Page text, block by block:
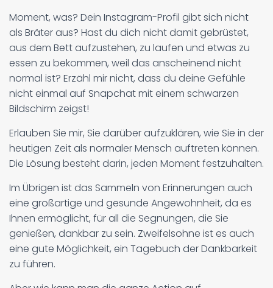
Moment, was? Dein Instagram-Profil gibt sich nicht
als Bräter aus? Hast du dich nicht damit gebrüstet,
aus dem Bett aufzustehen, zu laufen und etwas zu
essen zu bekommen, weil das anscheinend nicht
normal ist? Erzähl mir nicht, dass du deine Gefühle
nicht einmal auf Snapchat mit einem schwarzen
Bildschirm zeigst!
Erlauben Sie mir, Sie darüber aufzuklären, wie Sie in der
heutigen Zeit als normaler Mensch auftreten können.
Die Lösung besteht darin, jeden Moment festzuhalten.
Im Übrigen ist das Sammeln von Erinnerungen auch
eine großartige und gesunde Angewohnheit, da es
Ihnen ermöglicht, für all die Segnungen, die Sie
genießen, dankbar zu sein. Zweifelsohne ist es auch
eine gute Möglichkeit, ein Tagebuch der Dankbarkeit
zu führen.